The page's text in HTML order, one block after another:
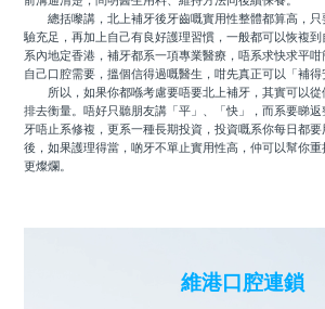
總括嚟講，北上補牙後牙齒嘅實用性整體都算高，只
驗充足，再加上自己有良好護理習慣，一般都可以恢複
系內地定香港，補牙都系一項專業醫療，唔系求快求平
自己口腔需要，搵個信得過嘅醫生，咁先真正可以「補得
所以，如果你都喺考慮要唔要北上補牙，其實可以從
排去衡量。唔好只聽朋友講「平」、「快」，而系要睇
牙唔止系修複，更系一種長期投資，投資嘅系你每日都
後，如果護理得當，啲牙不單止實用性高，仲可以幫你
更燦爛。
維港口腔連鎖